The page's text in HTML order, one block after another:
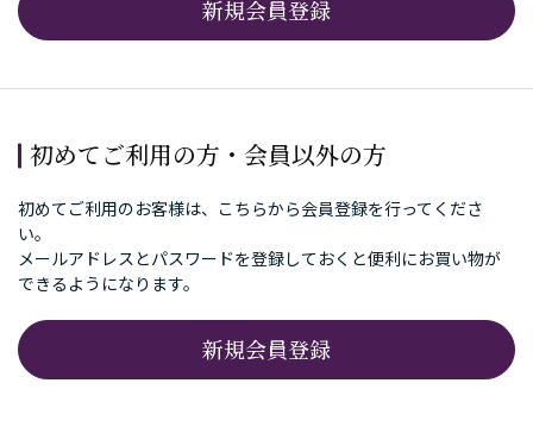
初めてご利用の方・会員以外の方
初めてご利用のお客様は、こちらから会員登録を行ってくださ
い。
メールアドレスとパスワードを登録しておくと便利にお買い物が
できるようになります。